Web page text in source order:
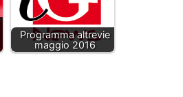
Programma altrevie
maggio 2016